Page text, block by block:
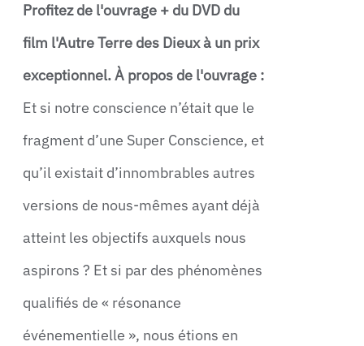
Profitez de l'ouvrage + du DVD du
film l'Autre Terre des Dieux à un prix
exceptionnel.À propos de l'ouvrage :
Et si notre conscience n’était que le
fragment d’une Super Conscience, et
qu’il existait d’innombrables autres
versions de nous-mêmes ayant déjà
atteint les objectifs auxquels nous
aspirons ? Et si par des phénomènes
qualifiés de « résonance
événementielle », nous étions en